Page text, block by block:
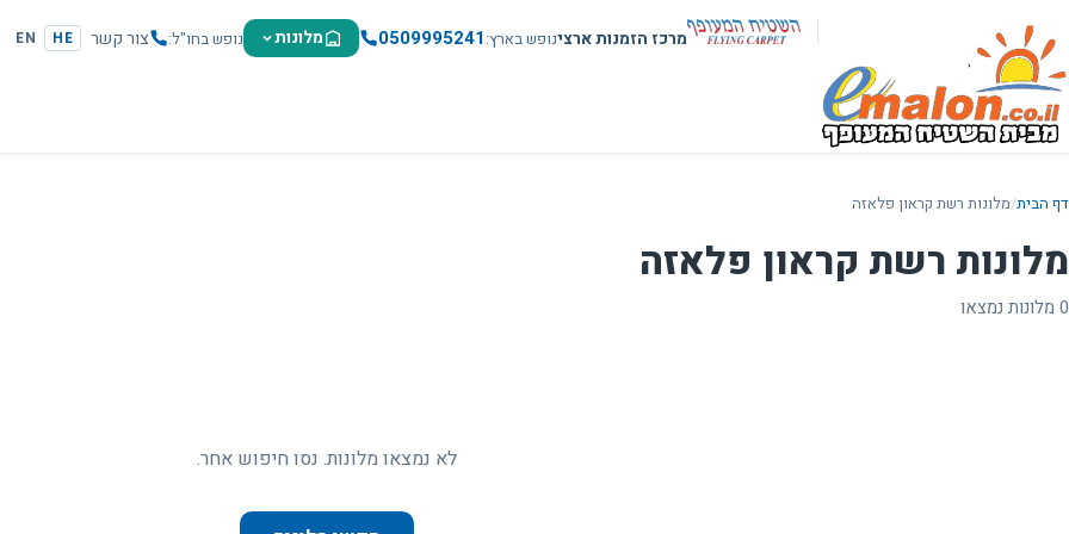
מרכז הזמנות ארצינופש בארץ 0509995241 מלונות נופש בחו"ל צור קשר HE
EN
דף הבית/מלונות רשת קראון פלאזה
מלונות רשת קראון פלאזה
0 מלונות נמצאו
לא נמצאו מלונות. נסו חיפוש אחר.